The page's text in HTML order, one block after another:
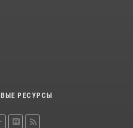
РЕСУРСЫ